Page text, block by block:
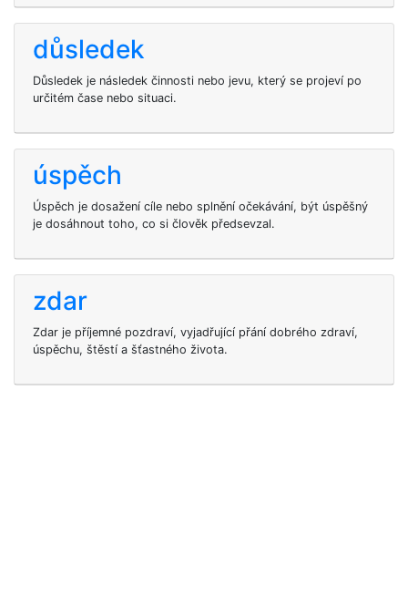
důsledek
Důsledek je následek činnosti nebo jevu, který se projeví po
určitém čase nebo situaci.
úspěch
Úspěch je dosažení cíle nebo splnění očekávání, být úspěšný
je dosáhnout toho, co si člověk předsevzal.
zdar
Zdar je příjemné pozdraví, vyjadřující přání dobrého zdraví,
úspěchu, štěstí a šťastného života.